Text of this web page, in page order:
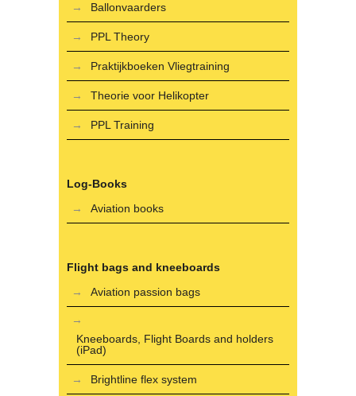
Ballonvaarders
PPL Theory
Praktijkboeken Vliegtraining
Theorie voor Helikopter
PPL Training
Log-Books
Aviation books
Flight bags and kneeboards
Aviation passion bags
Kneeboards, Flight Boards and holders
(iPad)
Brightline flex system